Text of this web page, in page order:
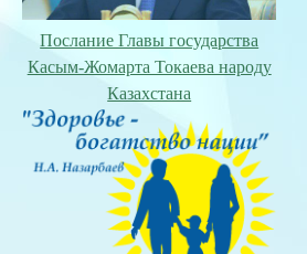
Послание Главы государства
Касым-Жомарта Токаева народу
Казахстана